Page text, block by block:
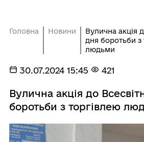
Головна Новини
Вулична акція
дня боротьби з
людьми
30.07.2024 15:45 421
Вулична акція до
боротьби з торгівлею